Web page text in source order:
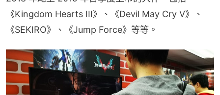
《Kingdom Hearts III》、《Devil May Cry V》、
《SEKIRO》、《Jump Force》等等。